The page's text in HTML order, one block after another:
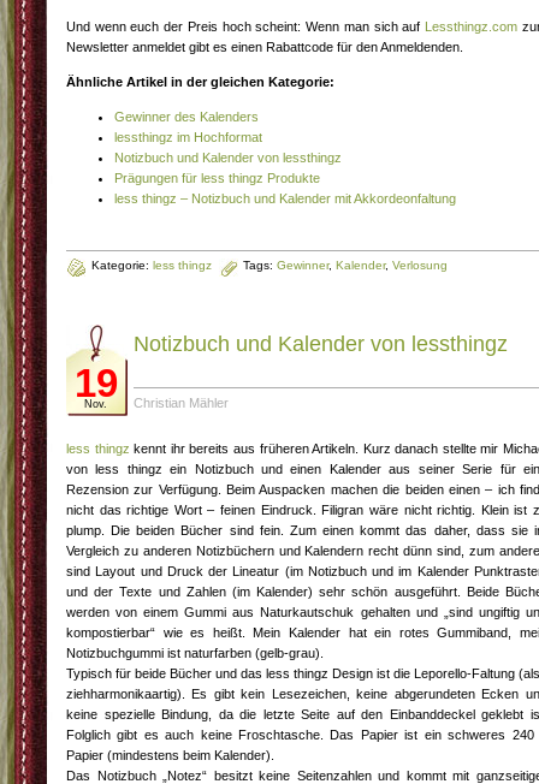
Und wenn euch der Preis hoch scheint: Wenn man sich auf Lessthingz.com
Newsletter anmeldet gibt es einen Rabattcode für den Anmeldenden.
Ähnliche Artikel in der gleichen Kategorie:
Gewinner des Kalenders
lessthingz im Hochformat
Notizbuch und Kalender von lessthingz
Prägungen für less thingz Produkte
less thingz – Notizbuch und Kalender mit Akkordeonfaltung
Kategorie: less thingz Tags: Gewinner, Kalender, Verlosung
19
Nov.
Notizbuch und Kalender von lessthingz
Christian Mähler
less thingz kennt ihr bereits aus früheren Artikeln. Kurz danach stellte mir
von less thingz ein Notizbuch und einen Kalender aus seiner Serie für
Rezension zur Verfügung. Beim Auspacken machen die beiden einen – ich
nicht das richtige Wort – feinen Eindruck. Filigran wäre nicht richtig. Klein ist
plump. Die beiden Bücher sind fein. Zum einen kommt das daher, dass sie
Vergleich zu anderen Notizbüchern und Kalendern recht dünn sind, zum
sind Layout und Druck der Lineatur (im Notizbuch und im Kalender
und der Texte und Zahlen (im Kalender) sehr schön ausgeführt. Beide
werden von einem Gummi aus Naturkautschuk gehalten und „sind ungiftig
kompostierbar“ wie es heißt. Mein Kalender hat ein rotes Gummiband,
Notizbuchgummi ist naturfarben (gelb-grau).
Typisch für beide Bücher und das less thingz Design ist die Leporello-Faltung
ziehharmonikaartig). Es gibt kein Lesezeichen, keine abgerundeten Ecken
keine spezielle Bindung, da die letzte Seite auf den Einbanddeckel geklebt
Folglich gibt es auch keine Froschtasche. Das Papier ist ein schweres 240
Papier (mindestens beim Kalender).
Das Notizbuch „Notez“ besitzt keine Seitenzahlen und kommt mit